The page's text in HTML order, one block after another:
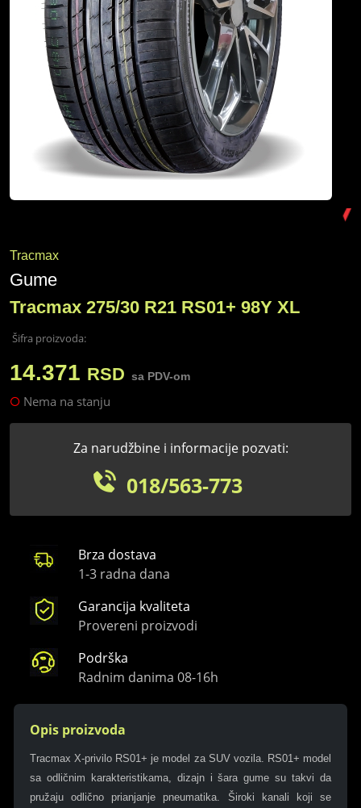
Tracmax
Gume
Tracmax 275/30 R21 RS01+ 98Y XL
Šifra proizvoda:
14.371 RSD sa PDV-om
Nema na stanju
Za narudžbine i informacije pozvati:
018/563-773
Brza dostava
1-3 radna dana
Garancija kvaliteta
Provereni proizvodi
Podrška
Radnim danima 08-16h
Opis proizvoda
Tracmax X-privilo RS01+ je model za SUV vozila. RS01+ model
sa odličnim karakteristikama, dizajn i šara gume su takvi da
pružaju odlično prianjanje pneumatika. Široki kanali koji se